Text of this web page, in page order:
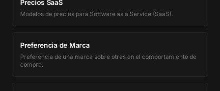
Precios SaaS
Modelos de precios para Software as a Service (SaaS).
Preferencia de Marca
Preferencia de una marca sobre otras en el comportamiento de
compra.